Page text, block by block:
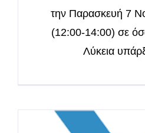
την Παρασκευή 7
(12:00-14:00) σε
Λύκεια